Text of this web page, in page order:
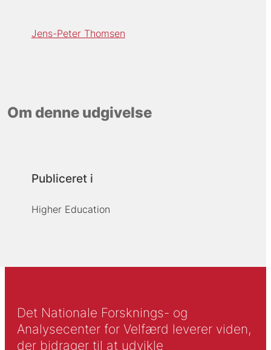
Jens-Peter Thomsen
Om denne udgivelse
Publiceret i
Higher Education
Det Nationale Forsknings- og
Analysecenter for Velfærd leverer viden,
der bidrager til at udvikle